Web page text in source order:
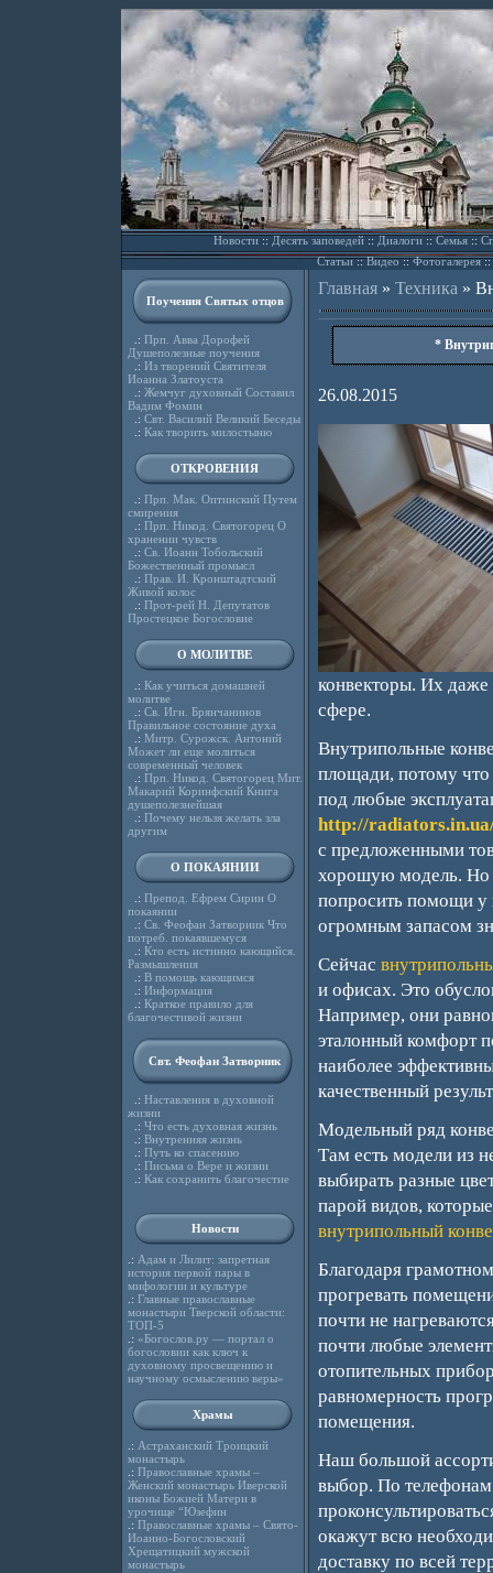
Новости::Десять заповедей::Диалоги::Семья::
Статьи::Видео ::Фотогалерея::
Поучения Святых отцов
.: Прп. Авва Дорофей
Душеполезные поучения
.: Из творений Святителя
Иоанна Златоуста
.: Жемчуг духовный Составил
Вадим Фомин
.: Свт. Василий Великий Беседы
.: Как творить милостыню
ОТКРОВЕНИЯ
.: Прп. Мак. Оптинский Путем
смирения
.: Прп. Никод. Святогорец О
хранении чувств
.: Св. Иоанн Тобольский
Божественный промысл
.: Прав. И. Кронштадтский
Живой колос
.: Прот-рей Н. Депутатов
Простецкое Богословие
О МОЛИТВЕ
.: Как учиться домашней
молитве
.: Св. Игн. Брянчанинов
Правильное состояние духа
.: Митр. Сурожск. Антоний
Может ли еще молиться
современный человек
.: Прп. Никод. Святогорец Мит.
Макарий Коринфский Книга
душеполезнейшая
.: Почему нельзя желать зла
другим
О ПОКАЯНИИ
.: Препод. Ефрем Сирин О
покаянии
.: Св. Феофан Затворник Что
потреб. покаявшемуся
.: Кто есть истинно кающийся.
Размышления
.: В помощь кающимся
.: Информация
.: Краткое правило для
благочестивой жизни
Свт. Феофан Затворник
.: Наставления в духовной
жизни
.: Что есть духовная жизнь
.: Внутренняя жизнь
.: Путь ко спасению
.: Письма о Вере и жизни
.: Как сохранить благочестие
Новости
.: Адам и Лилит: запретная
история первой пары в
мифологии и культуре
.: Главные православные
монастыри Тверской области:
ТОП-5
.: «Богослов.ру — портал о
богословии как ключ к
духовному просвещению и
научному осмыслению веры»
Храмы
.: Астраханский Троицкий
монастырь
.: Православные храмы –
Женский монастырь Иверской
иконы Божией Матери в
урочище “Юзефин
.: Православные храмы – Свято-
Иоанно-Богословский
Хрещатицкий мужской
монастырь
Главная» Техника »
*
26.08.2015
конвекторы. Их даже
сфере.
Внутрипольные
площади, потому
под любые
http://
с предложенными
хорошую модель. Но
попросить помощи у
огромным запасом
Сейчас
и офисах. Это
Например, они
эталонный комфорт
наиболее
качественный
Модельный ряд
Там есть модели из
выбирать разные
парой видов,
внутрипольный
Благодаря
прогревать
почти не
почти любые
отопительных
равномерность
помещения.
Наш большой
выбор. По
окажут всю
доставку по всей